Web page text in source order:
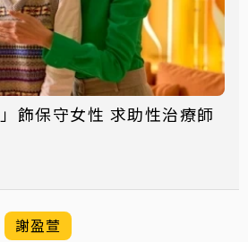
飾保守女性 求助性治療師
謝盈萱